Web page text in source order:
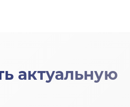
актуальную